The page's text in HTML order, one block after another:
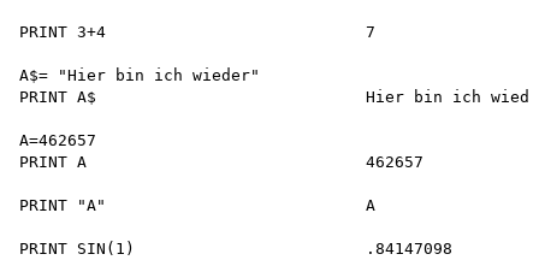
PRINT 3+4                           7
A$= "Hier bin ich wieder"
PRINT A$                            Hier bin ich
A=462657
PRINT A                             462657
PRINT "A"                           A
PRINT SIN(1)                        .84147098